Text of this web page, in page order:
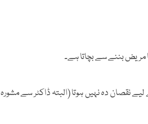
مریض بننے سے بچاتا ہے۔
نقصان دہ نہیں ہوتا (البتہ ڈاکٹر سے مشورہ